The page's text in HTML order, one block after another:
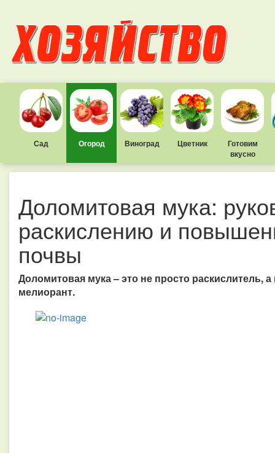
Сад Огород Виноград Цветник
Готовим
вкусно
Доломитовая мука:
раскислению и
почвы
Доломитовая мука – это не просто
мелиорант.